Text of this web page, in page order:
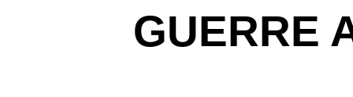
GUERRE